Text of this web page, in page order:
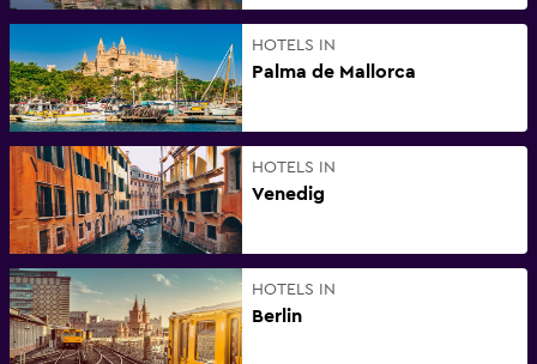
HOTELS IN
Palma de Mallorca
HOTELS IN
Venedig
HOTELS IN
Berlin